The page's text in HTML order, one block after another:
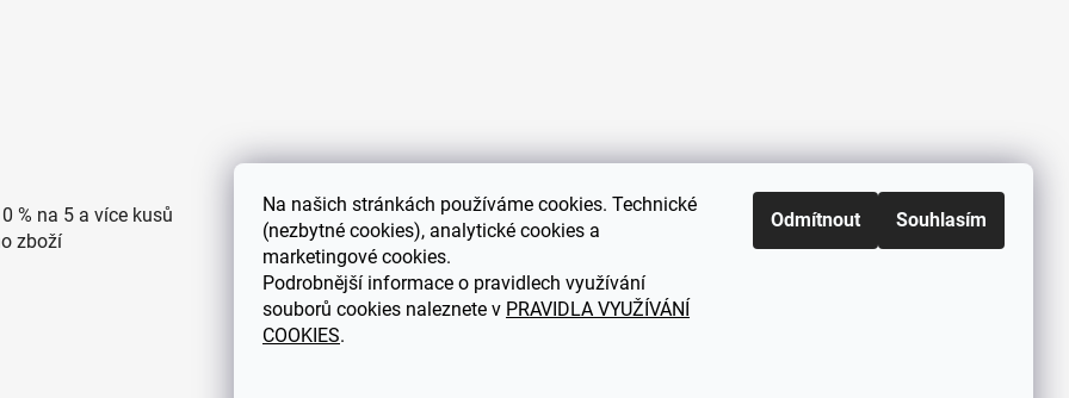
Na našich stránkách používáme cookies. Technické
(nezbytné cookies), analytické cookies a
marketingové cookies.
Podrobnější informace o pravidlech využívání
souborů cookies naleznete v PRAVIDLA VYUŽÍVÁNÍ
COOKIES.
Odmítnout Souhlasím
% na 5 a více kusů
zboží
Doprava po ČR zdarma pro
objednávky nad 2500 Kč
Zákaznická podpora každý všední
den od 9.00 do 18.00 hodin